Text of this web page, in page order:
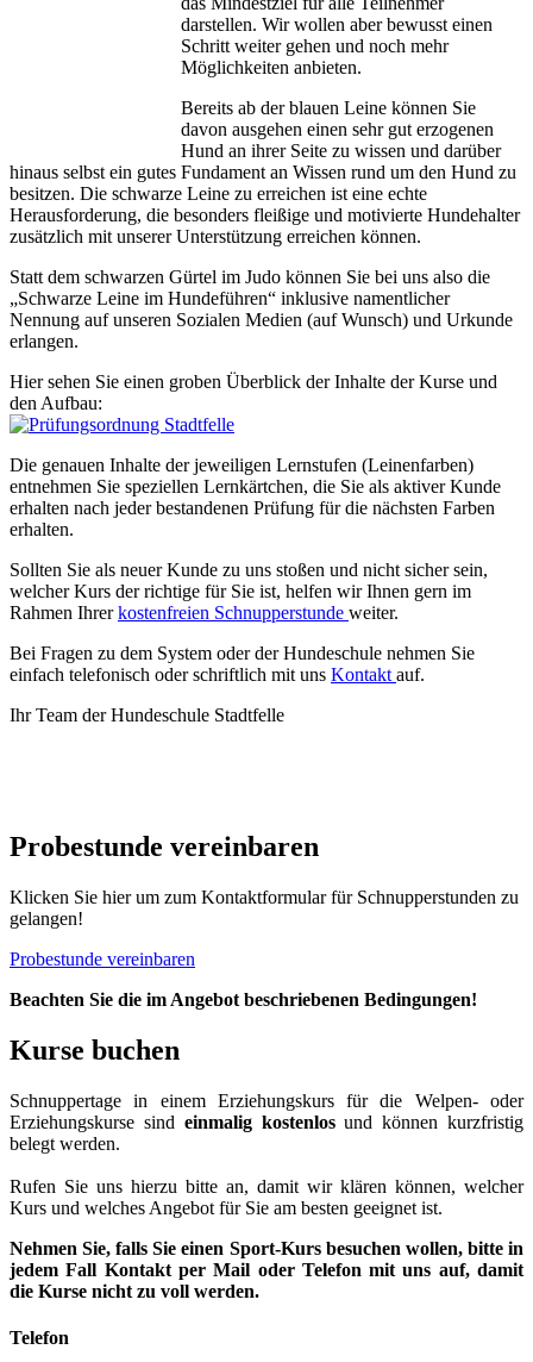
darstellen. Wir wollen aber bewusst einen
Schritt weiter gehen und noch mehr
Möglichkeiten anbieten.
Bereits ab der blauen Leine können Sie
davon ausgehen einen sehr gut erzogenen
Hund an ihrer Seite zu wissen und darüber
hinaus selbst ein gutes Fundament an Wissen rund um den Hund zu
besitzen. Die schwarze Leine zu erreichen ist eine echte
Herausforderung, die besonders fleißige und motivierte Hundehalter
zusätzlich mit unserer Unterstützung erreichen können.
Statt dem schwarzen Gürtel im Judo können Sie bei uns also die
„Schwarze Leine im Hundeführen“ inklusive namentlicher
Nennung auf unseren Sozialen Medien (auf Wunsch) und Urkunde
erlangen.
Hier sehen Sie einen groben Überblick der Inhalte der Kurse und
den Aufbau:
Die genauen Inhalte der jeweiligen Lernstufen (Leinenfarben)
entnehmen Sie speziellen Lernkärtchen, die Sie als aktiver Kunde
erhalten nach jeder bestandenen Prüfung für die nächsten Farben
erhalten.
Sollten Sie als neuer Kunde zu uns stoßen und nicht sicher sein,
welcher Kurs der richtige für Sie ist, helfen wir Ihnen gern im
Rahmen Ihrerkostenfreien Schnupperstunde weiter.
Bei Fragen zu dem System oder der Hundeschule nehmen Sie
einfach telefonisch oder schriftlich mit uns Kontakt auf.
Ihr Team der Hundeschule Stadtfelle
Probestunde vereinbaren
Klicken Sie hier um zum Kontaktformular für Schnupperstunden zu
gelangen!
Probestunde vereinbaren
Beachten Sie die im Angebot beschriebenen Bedingungen!
Kurse buchen
Schnuppertage in einem Erziehungskurs für die Welpen- oder
Erziehungskurse sind einmalig kostenlosund können kurzfristig
belegt werden.
Rufen Sie uns hierzu bitte an, damit wir klären können, welcher
Kurs und welches Angebot für Sie am besten geeignet ist.
Nehmen Sie, falls Sie einen Sport-Kurs besuchen wollen, bitte in
jedem Fall Kontakt per Mail oder Telefon mit uns auf, damit
die Kurse nicht zu voll werden.
Telefon